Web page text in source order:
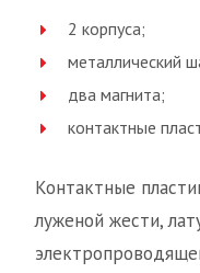
2 корпуса;
металлический
два магнита;
контактные
Контактные
луженой жести,